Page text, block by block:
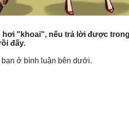
hơi "khoai", nếu trả lời được
đấy.
bạn ở bình luận bên dưới.